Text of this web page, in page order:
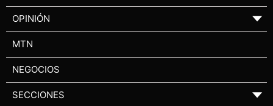
OPINIÓN ▼
MTN
NEGOCIOS
SECCIONES ▼